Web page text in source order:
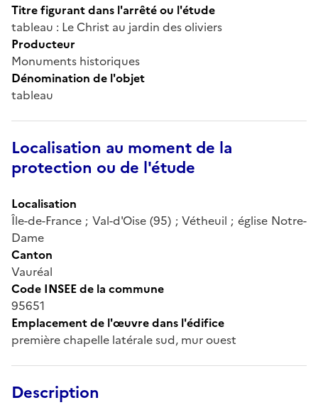
Titre figurant dans l'arrêté ou l'étude
tableau : Le Christ au jardin des oliviers
Producteur
Monuments historiques
Dénomination de l'objet
tableau
Localisation au moment de la
protection ou de l'étude
Localisation
Île-de-France ; Val-d'Oise (95) ; Vétheuil ; église Notre-
Dame
Canton
Vauréal
Code INSEE de la commune
95651
Emplacement de l'œuvre dans l'édifice
première chapelle latérale sud, mur ouest
Description